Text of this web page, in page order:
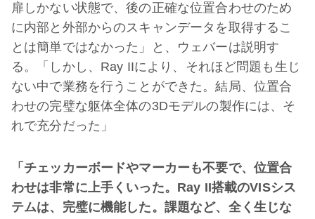
扉しかない状態で、後の正確な位置合わせのため
に内部と外部からのスキャンデータを取得するこ
とは簡単ではなかった」と、ウェバーは説明す
る。「しかし、Ray IIにより、それほど問題も生じ
ない中で業務を行うことができた。結局、位置合
わせの完璧な躯体全体の3Dモデルの製作には、そ
れで充分だった」
「チェッカーボードやマーカーも不要で、位置合
わせは非常に上手くいった。Ray II搭載のVISシス
テムは、完璧に機能した。課題など、全く生じな